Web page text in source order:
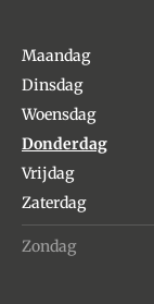
Maandag
Dinsdag
Woensdag
Donderdag
Vrijdag
Zaterdag
Zondag